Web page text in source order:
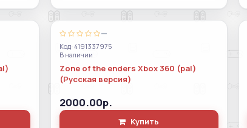
—
Код: 4191337975
В наличии
Zone of the enders Xbox 360 (pal)
(Русская версия)
2000.00р.
Купить